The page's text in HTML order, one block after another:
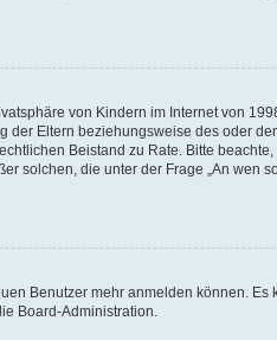
von Kindern im Internet von
Eltern beziehungsweise des oder
Beistand zu Rate. Bitte
solchen, die unter der Frage „An wen
Benutzer mehr anmelden können.
Board-Administration.